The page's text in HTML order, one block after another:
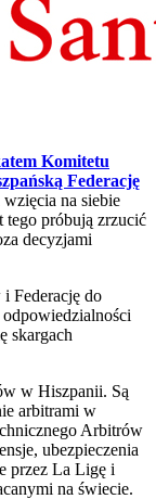
Komitetu
Federację
na siebie
tego próbują zrzucić
decyzjami
Federację do
skargach
w Hiszpanii. Są
arbitrami w
Arbitrów
ubezpieczenia
przez La Ligę i
na świecie.